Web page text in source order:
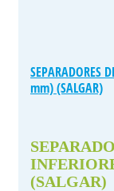
SEPARADORES
mm) (SALGAR)
(SALGAR)